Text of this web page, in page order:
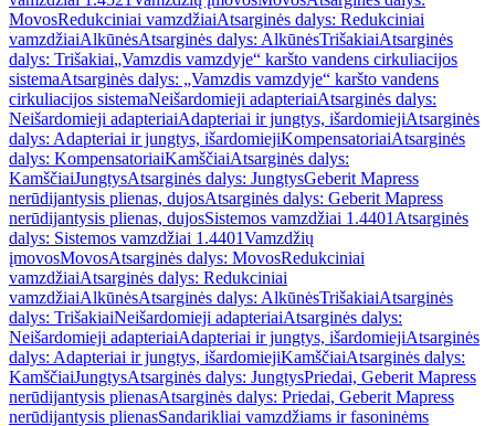
MovosRedukciniai vamzdžiaiAtsarginės dalys: Redukciniai
vamzdžiaiAlkūnėsAtsarginės dalys: AlkūnėsTrišakiaiAtsarginės
dalys: Trišakiai„Vamzdis vamzdyje“ karšto vandens cirkuliacijos
sistemaAtsarginės dalys: „Vamzdis vamzdyje“ karšto vandens
cirkuliacijos sistemaNeišardomieji adapteriaiAtsarginės dalys:
Neišardomieji adapteriaiAdapteriai ir jungtys, išardomiejiAtsarginės
dalys: Adapteriai ir jungtys, išardomiejiKompensatoriaiAtsarginės
dalys: KompensatoriaiKamščiaiAtsarginės dalys:
KamščiaiJungtysAtsarginės dalys: JungtysGeberit Mapress
nerūdijantysis plienas, dujosAtsarginės dalys: Geberit Mapress
nerūdijantysis plienas, dujosSistemos vamzdžiai 1.4401 Atsarginės
dalys: Sistemos vamzdžiai 1.4401Vamzdžių
įmovosMovosAtsarginės dalys: MovosRedukciniai
vamzdžiaiAtsarginės dalys: Redukciniai
vamzdžiaiAlkūnėsAtsarginės dalys: AlkūnėsTrišakiaiAtsarginės
dalys: TrišakiaiNeišardomieji adapteriaiAtsarginės dalys:
Neišardomieji adapteriaiAdapteriai ir jungtys, išardomiejiAtsarginės
dalys: Adapteriai ir jungtys, išardomiejiKamščiaiAtsarginės dalys:
KamščiaiJungtysAtsarginės dalys: JungtysPriedai, Geberit Mapress
nerūdijantysis plienasAtsarginės dalys: Priedai, Geberit Mapress
nerūdijantysis plienasSandarikliai vamzdžiams ir fasoninėms